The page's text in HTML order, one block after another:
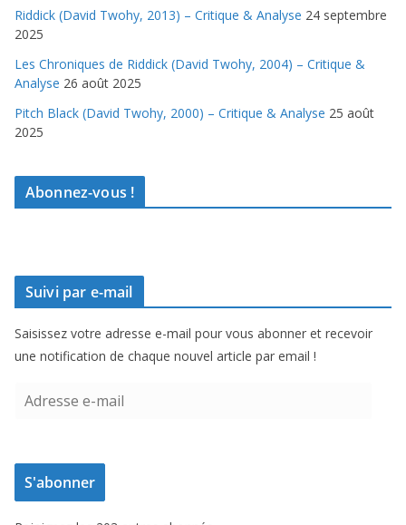
Riddick (David Twohy, 2013) – Critique & Analyse 24 septembre
2025
Les Chroniques de Riddick (David Twohy, 2004) – Critique &
Analyse 26 août 2025
Pitch Black (David Twohy, 2000) – Critique & Analyse 25 août
2025
Abonnez-vous !
Suivi par e-mail
Saisissez votre adresse e-mail pour vous abonner et recevoir
une notification de chaque nouvel article par email !
e
s
S'abonner